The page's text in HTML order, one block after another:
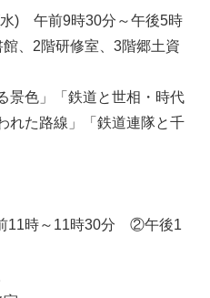
) 午前9時30分～午後5時
、2階研修室、3階郷土資
色」「鉄道と世相・時代
れた路線」「鉄道連隊と千
時～11時30分 ②午後1